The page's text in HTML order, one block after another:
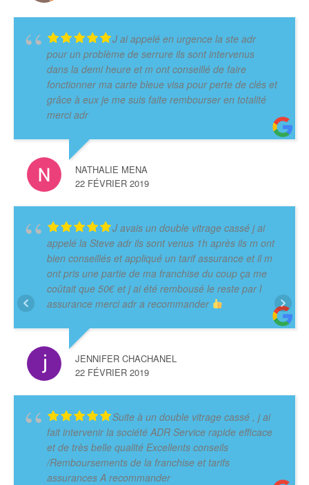
J ai appelé en urgence la ste adr
pour un problème de serrure ils sont intervenus
dans la demi heure et m ont conseillé de faire
fonctionner ma carte bleue visa pour perte de clés et
grâce à eux je me suis faite rembourser en totalité
merci adr
NATHALIE MENA
22 FÉVRIER 2019
J avais un double vitrage cassé j ai
appelé la Steve adr ils sont venus 1h après ils m ont
bien conseillés et appliqué un tarif assurance et il m
ont pris une partie de ma franchise du coup ça me
coûtait que 50€ et j ai été rembousé le reste par l
assurance merci adr a recommander
JENNIFER CHACHANEL
22 FÉVRIER 2019
Suite à un double vitrage cassé , j ai
fait intervenir la société ADR Service rapide efficace
et de très belle qualité Excellents conseils
/Remboursements de la franchise et tarifs
assurances A recommander